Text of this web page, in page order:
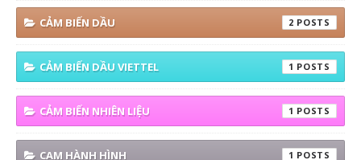
CẢM BIẾN DẦU 2
CẢM BIẾN DẦU VIETTEL 1
CẢM BIẾN NHIÊN LIỆU 1
CAM HÀNH HÌNH 1